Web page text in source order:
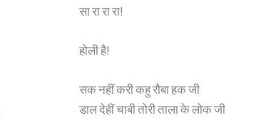
सा रा रा रा!
होली है!
सक नहीं करी कहु रौबा हक जी
डाल देहीं चाबी तोरी ताला के लोक जी